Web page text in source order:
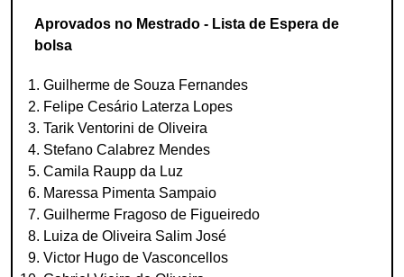
Aprovados no Mestrado - Lista de Espera de
bolsa
Guilherme de Souza Fernandes
Felipe Cesário Laterza Lopes
Tarik Ventorini de Oliveira
Stefano Calabrez Mendes
Camila Raupp da Luz
Maressa Pimenta Sampaio
Guilherme Fragoso de Figueiredo
Luiza de Oliveira Salim José
Victor Hugo de Vasconcellos